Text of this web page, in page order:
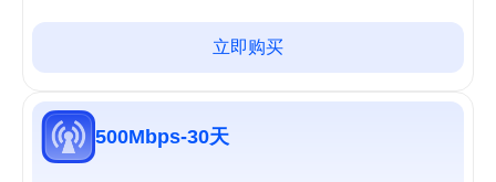
立即购买
500Mbps-30天